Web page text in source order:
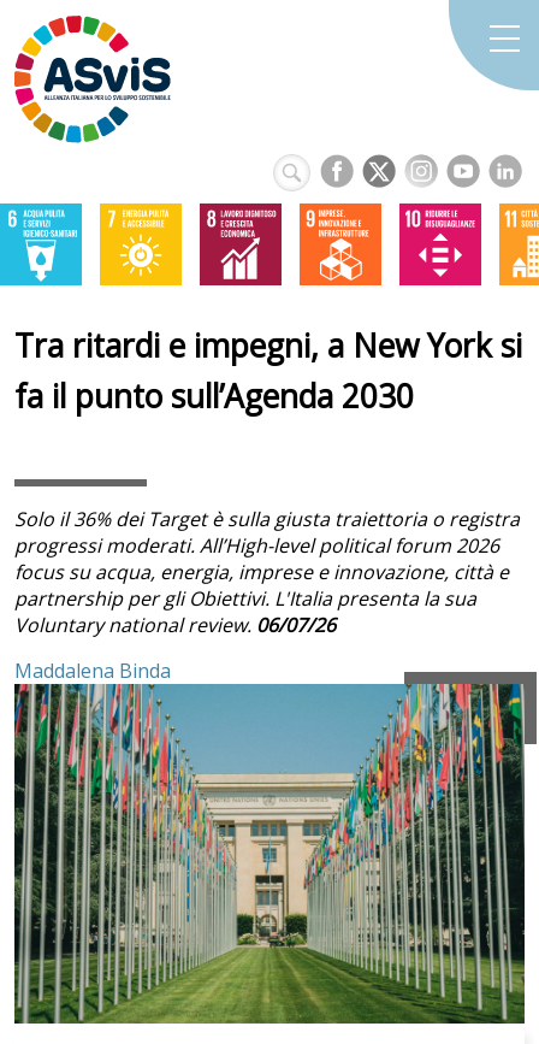
Tra ritardi e impegni, a New York si
fa il punto sull’Agenda 2030
Solo il 36% dei Target è sulla giusta traiettoria o registra
progressi moderati. All’High-level political forum 2026
focus su acqua, energia, imprese e innovazione, città e
partnership per gli Obiettivi. L'Italia presenta la sua
Voluntary national review. 06/07/26
Maddalena Binda